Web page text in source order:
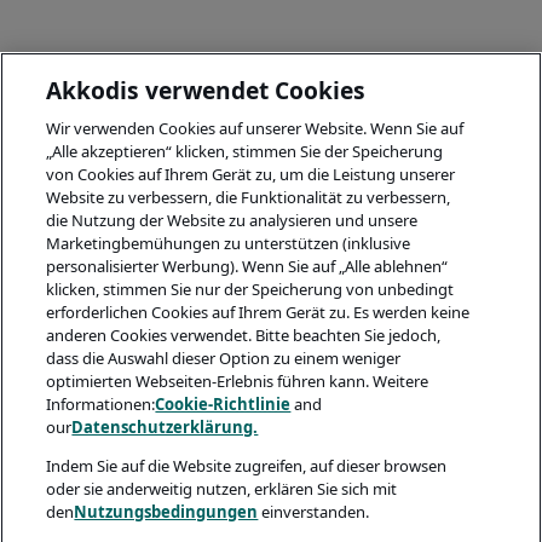
Akkodis verwendet Cookies
Wir verwenden Cookies auf unserer Website. Wenn Sie auf
„Alle akzeptieren“ klicken, stimmen Sie der Speicherung
von Cookies auf Ihrem Gerät zu, um die Leistung unserer
Website zu verbessern, die Funktionalität zu verbessern,
die Nutzung der Website zu analysieren und unsere
Marketingbemühungen zu unterstützen (inklusive
personalisierter Werbung). Wenn Sie auf „Alle ablehnen“
klicken, stimmen Sie nur der Speicherung von unbedingt
erforderlichen Cookies auf Ihrem Gerät zu. Es werden keine
anderen Cookies verwendet. Bitte beachten Sie jedoch,
dass die Auswahl dieser Option zu einem weniger
optimierten Webseiten-Erlebnis führen kann. Weitere
Informationen:Cookie-Richtlinieand
ourDatenschutzerklärung.
Indem Sie auf die Website zugreifen, auf dieser browsen
oder sie anderweitig nutzen, erklären Sie sich mit
denNutzungsbedingungen einverstanden.